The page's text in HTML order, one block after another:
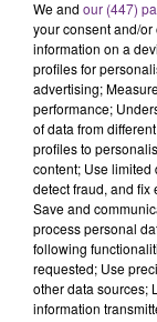
8 mars 2019
LE NOUVEL
DISPONIBLE
Les fans
We and our (447)
your consent and/
information on a
profiles for
advertising;
performance;
of data from
profiles to
content; Use limited
detect fraud, and fix
Save and
process personal
following
requested; Use
other data sources;
information